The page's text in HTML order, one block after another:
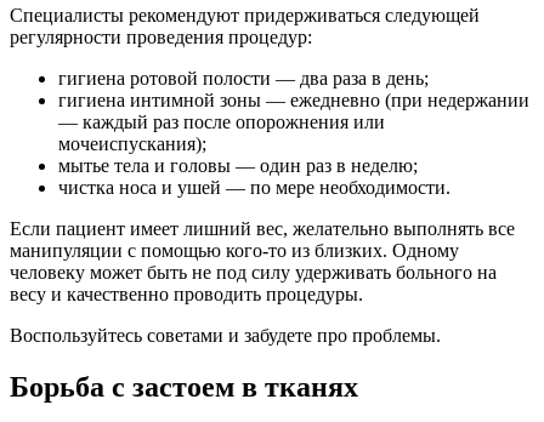
Специалисты рекомендуют придерживаться следующей
регулярности проведения процедур:
гигиена ротовой полости — два раза в день;
гигиена интимной зоны — ежедневно (при недержании
— каждый раз после опорожнения или
мочеиспускания);
мытье тела и головы — один раз в неделю;
чистка носа и ушей — по мере необходимости.
Если пациент имеет лишний вес, желательно выполнять все
манипуляции с помощью кого-то из близких. Одному
человеку может быть не под силу удерживать больного на
весу и качественно проводить процедуры.
Воспользуйтесь советами и забудете про проблемы.
Борьба с застоем в тканях